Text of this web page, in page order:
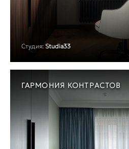
Студия: Studia33
ГАРМОНИЯ КОНТРАСТОВ